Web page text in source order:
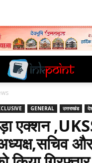
GENERAL उत्तराखंड
एक्शन
और